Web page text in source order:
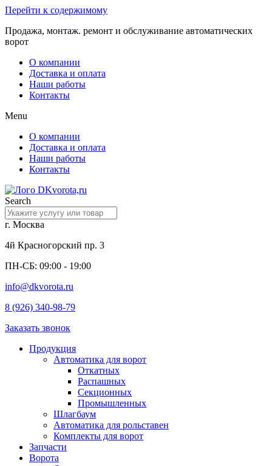
Перейти к содержимому
Продажа, монтаж. ремонт и обслуживание автоматических
ворот
О компании
Доставка и оплата
Наши работы
Контакты
Menu
О компании
Доставка и оплата
Наши работы
Контакты
Search
г. Москва
4й Красногорский пр. 3
ПН-СБ: 09:00 - 19:00
info@dkvorota.ru
8 (926) 340-98-79
Заказать звонок
Продукция
Автоматика для ворот
Откатных
Распашных
Секционных
Промышленных
Шлагбаум
Автоматика для рольставен
Комплекты для ворот
Запчасти
Ворота